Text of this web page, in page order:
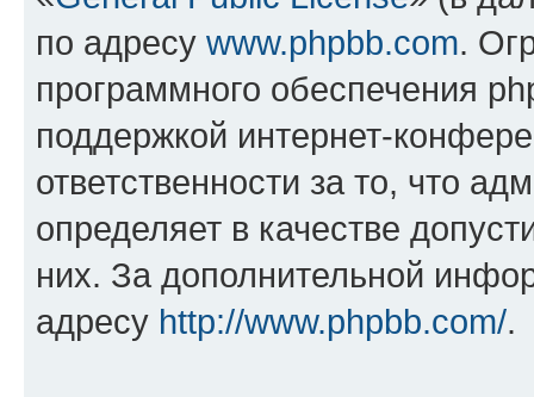
по адресу www.phpbb.com.
программного обеспечения
поддержкой интернет-
ответственности за то, что
определяет в качестве
них. За дополнительной
адресу http://www.phpbb.com/.